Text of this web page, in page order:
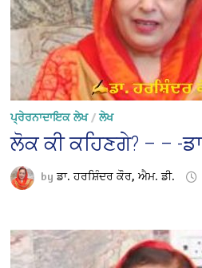
ਪ੍ਰੇਰਨਾਦਾਇਕ ਲੇਖ/ਲੇਖ
ਲੋਕ ਕੀ ਕਹਿਣਗੇ? – – -
byਡਾ. ਹਰਸ਼ਿੰਦਰ ਕੌਰ, ਐਮ. ਡੀ.